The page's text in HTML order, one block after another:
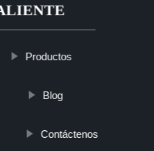
Productos
Blog
Contáctenos